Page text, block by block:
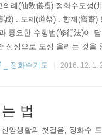
례(仙敎儀禮) 정화수도성
誠) . 도제(道祭) . 향재(嚮
중요한 수행법(修行法)이
정성으로 도성 올리는 것
등 불법도용을 금합니다.
_ 정화수기도 2016. 12. 1.
법
앙생활의 첫걸음, 정화수